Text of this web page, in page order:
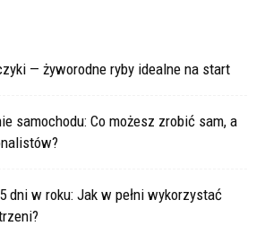
— żyworodne ryby idealne na start
samochodu: Co możesz zrobić sam, a
dni w roku: Jak w pełni wykorzystać